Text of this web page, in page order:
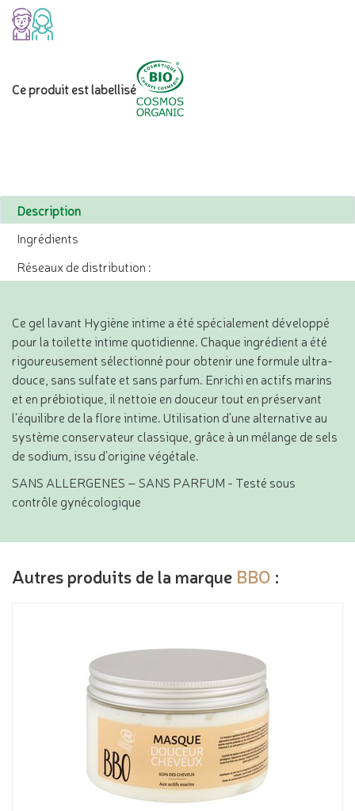
Ce produit est labellisé
Description
Ingrédients
Réseaux de distribution :
Ce gel lavant Hygiène intime a été spécialement développé
pour la toilette intime quotidienne. Chaque ingrédient a été
rigoureusement sélectionné pour obtenir une formule ultra-
douce, sans sulfate et sans parfum. Enrichi en actifs marins
et en prébiotique, il nettoie en douceur tout en préservant
l’équilibre de la flore intime. Utilisation d’une alternative au
système conservateur classique, grâce à un mélange de sels
de sodium, issu d’origine végétale.
SANS ALLERGENES – SANS PARFUM - Testé sous
contrôle gynécologique
Autres produits de la marque BBO :